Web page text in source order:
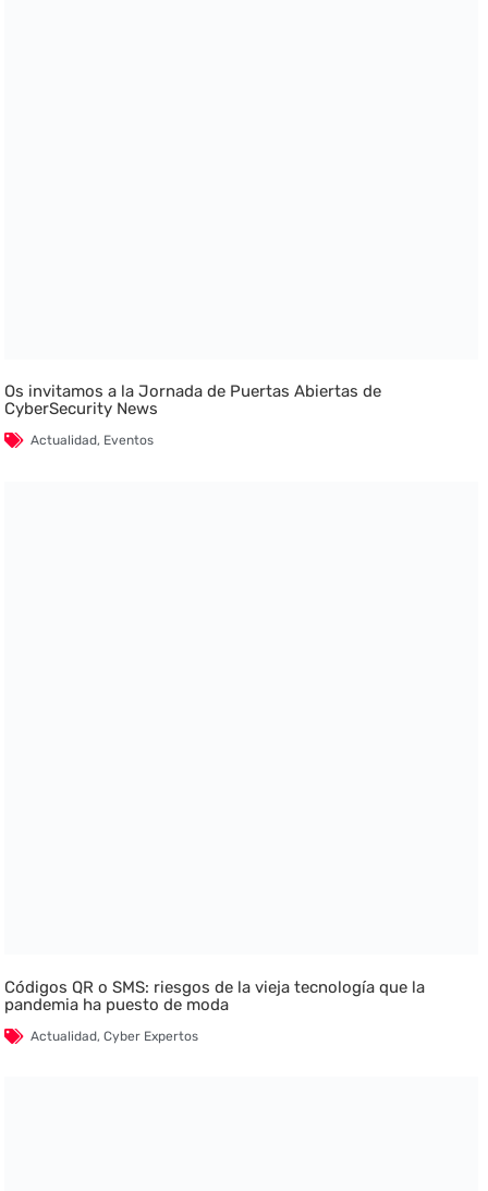
Os invitamos a la Jornada de Puertas Abiertas de
CyberSecurity News
Actualidad, Eventos
Códigos QR o SMS: riesgos de la vieja tecnología que la
pandemia ha puesto de moda
Actualidad,Cyber Expertos